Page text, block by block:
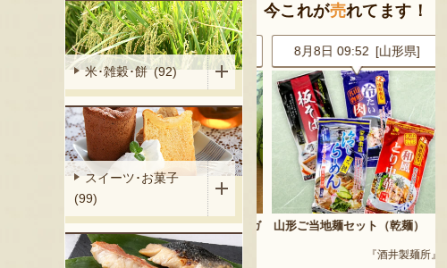
米･雑穀･餅 (92)
スイーツ･お菓子
(99)
今これが売れてます！
「ピノ・ガ
8月8日 10:11 [福島県]
山形県産 小玉スイカ「ピノ・ガ
ール」
8月8日 09:52 [山形県]
山形ご当地麺セット（乾麺）
『酒井製麺所』